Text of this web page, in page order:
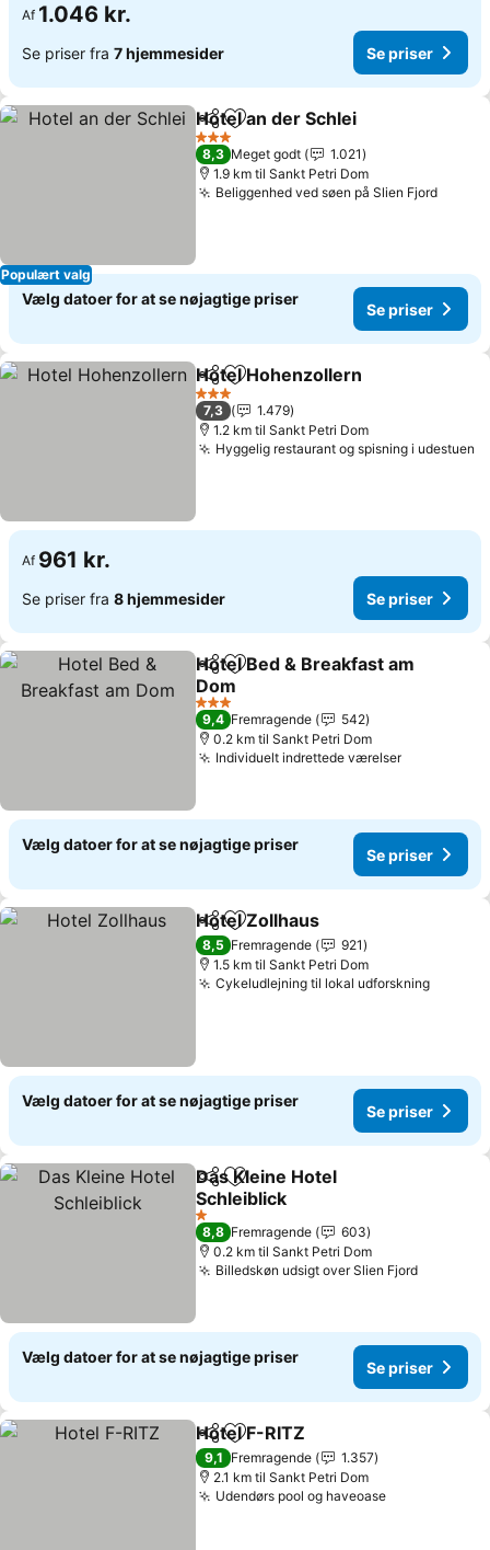
Af 1.046 kr.
Se priser fra 7 hjemmesider Se priser
Populært valg
Del Føj til favoritter
Hotel an der Schlei
3 Stjerner
8,3 Meget godt
1.021
1.9 km til Sankt Petri Dom
Beliggenhed ved søen på Slien Fjord
Vælg datoer for at se nøjagtige priser
Se priser
Del Føj til favoritter
Hotel Hohenzollern
3 Stjerner
7,3
1.479
1.2 km til Sankt Petri Dom
Hyggelig restaurant og spisning i udestuen
Af 961 kr.
Se priser fra 8 hjemmesider Se priser
Del Føj til favoritter
Hotel Bed & Breakfast am
Dom
3 Stjerner
9,4 Fremragende
542
0.2 km til Sankt Petri Dom
Individuelt indrettede værelser
Vælg datoer for at se nøjagtige priser
Se priser
Del Føj til favoritter
Hotel Zollhaus
8,5 Fremragende
921
1.5 km til Sankt Petri Dom
Cykeludlejning til lokal udforskning
Vælg datoer for at se nøjagtige priser
Se priser
Del Føj til favoritter
Das Kleine Hotel
Schleiblick
1 Stjerner
8,8 Fremragende
603
0.2 km til Sankt Petri Dom
Billedskøn udsigt over Slien Fjord
Vælg datoer for at se nøjagtige priser
Se priser
Del Føj til favoritter
Hotel F-RITZ
9,1 Fremragende
1.357
2.1 km til Sankt Petri Dom
Udendørs pool og haveoase